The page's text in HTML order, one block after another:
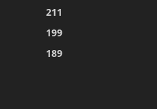
211
199
189